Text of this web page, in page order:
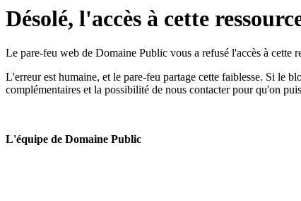
Désolé, l'accès à cette
Le pare-feu web de Domaine Public vous a refusé l'accès à cette
L'erreur est humaine, et le pare-feu partage cette faiblesse. Si le
complémentaires et la possibilité de nous contacter pour qu'on
L'équipe de Domaine Public